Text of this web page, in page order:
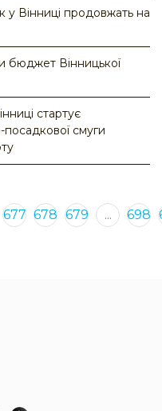
Вінниці продовжать на
бюджет Вінницької
стартує
посадкової смуги
677 678 679 ... 698